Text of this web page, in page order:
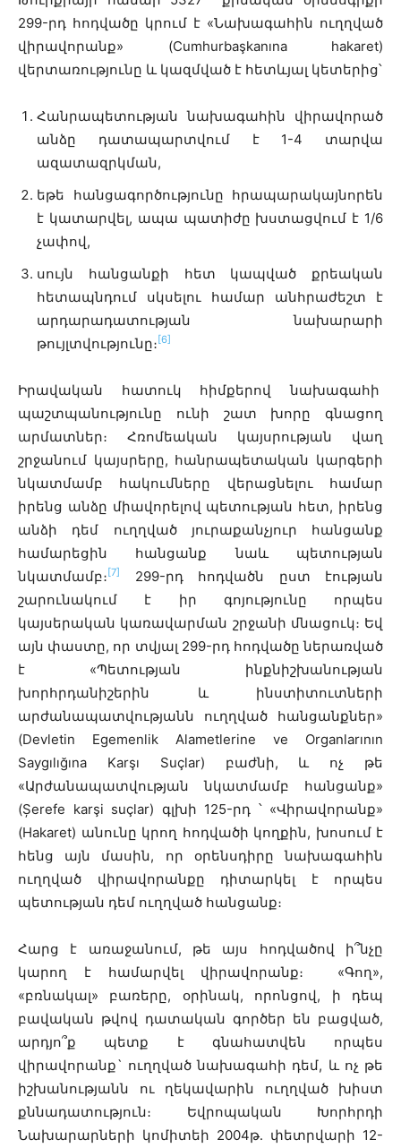
299-րդ հոդվածը կրում է «Նախագահին ուղղված
վիրավորանք» (Cumhurbaşkanına hakaret)
վերտառությունը և կազմված է հետևյալ կետերից՝
Հանրապետության նախագահին վիրավորած
անձը դատապարտվում է 1-4 տարվա
ազատազրկման,
եթե հանցագործությունը հրապարակայնորեն
է կատարվել, ապա պատիժը խստացվում է 1/6
չափով,
սույն հանցանքի հետ կապված քրեական
հետապնդում սկսելու համար անհրաժեշտ է
արդարադատության նախարարի
թույլտվությունը։ [6]
Իրավական հատուկ հիմքերով նախագահի
պաշտպանությունը ունի շատ խորը գնացող
արմատներ։ Հռոմեական կայսրության վաղ
շրջանում կայսրերը, հանրապետական կարգերի
նկատմամբ հակումները վերացնելու համար
իրենց անձը միավորելով պետության հետ, իրենց
անձի դեմ ուղղված յուրաքանչյուր հանցանք
համարեցին հանցանք նաև պետության
նկատմամբ։ [7]
299-րդ հոդվածն ըստ էության
շարունակում է իր գոյությունը որպես
կայսերական կառավարման շրջանի մնացուկ։ Եվ
այն փաստը, որ տվյալ 299-րդ հոդվածը ներառված
է «Պետության ինքնիշխանության
խորհրդանիշերին և ինստիտուտների
արժանապատվությանն ուղղված հանցանքներ»
(Devletin Egemenlik Alametlerine ve Organlarının
Saygılığına Karşı Suçlar) բաժնի, և ոչ թե
«Արժանապատվության նկատմամբ հանցանք»
(Șerefe karşi suçlar) գլխի 125-րդ ՝ «Վիրավորանք»
(Hakaret) անունը կրող հոդվածի կողքին, խոսում է
հենց այն մասին, որ օրենսդիրը նախագահին
ուղղված վիրավորանքը դիտարկել է որպես
պետության դեմ ուղղված հանցանք։
Հարց է առաջանում, թե այս հոդվածով ի՞նչը
կարող է համարվել վիրավորանք։ «Գող»,
«բռնակալ» բառերը, օրինակ, որոնցով, ի դեպ
բավական թվով դատական գործեր են բացված,
արդյո՞ք պետք է գնահատվեն որպես
վիրավորանք` ուղղված նախագահի դեմ, և ոչ թե
իշխանությանն ու ղեկավարին ուղղված խիստ
քննադատություն։ Եվրոպական Խորհրդի
Նախարարների կոմիտեի 2004թ․ փետրվարի 12-